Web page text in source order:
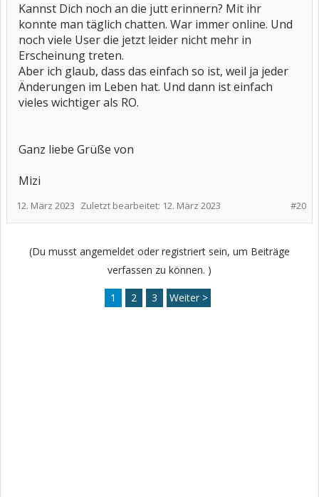
Kannst Dich noch an die jutt erinnern? Mit ihr
konnte man täglich chatten. War immer online. Und
noch viele User die jetzt leider nicht mehr in
Erscheinung treten.
Aber ich glaub, dass das einfach so ist, weil ja jeder
Änderungen im Leben hat. Und dann ist einfach
vieles wichtiger als RO.
Ganz liebe Grüße von
Mizi
#20
12. März 2023 Zuletzt bearbeitet: 12. März 2023
(Du musst angemeldet oder registriert sein, um Beiträge
verfassen zu können. )
1 2 3 Weiter >